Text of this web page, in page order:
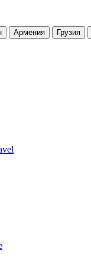
Армения Грузия